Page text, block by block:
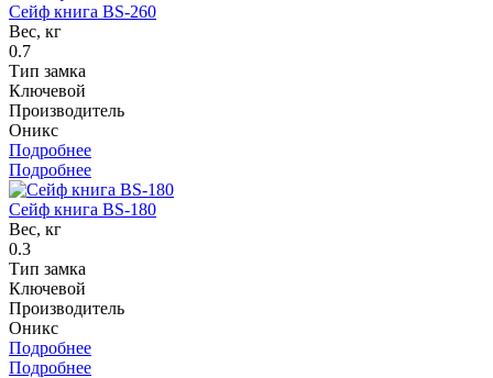
Сейф книга BS-260
Вес, кг
0.7
Тип замка
Ключевой
Производитель
Оникс
Подробнее
Подробнее
Сейф книга BS-180
Вес, кг
0.3
Тип замка
Ключевой
Производитель
Оникс
Подробнее
Подробнее